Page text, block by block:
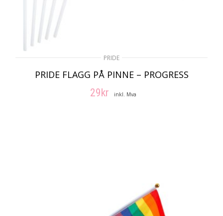
PRIDE
PRIDE FLAGG PÅ PINNE – PROGRESS
29kr inkl. Mva